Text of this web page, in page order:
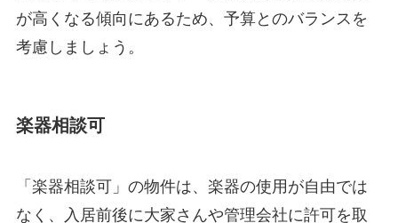
が高くなる傾向にあるため、予算とのバランスを
考慮しましょう。
楽器相談可
「楽器相談可」の物件は、楽器の使用が自由では
なく、入居前後に大家さんや管理会社に許可を取